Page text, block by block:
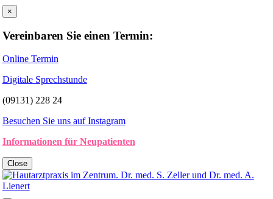
Zum
Inhalt
springen
×
Vereinbaren Sie einen Termin:
Online Termin
Digitale Sprechstunde
(09131) 228 24
Besuchen Sie uns auf Instagram
Informationen für Neupatienten
Close